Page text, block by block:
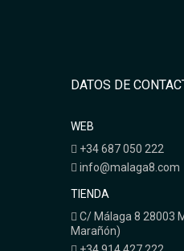
DATOS DE
WEB
+34 687 050 222
info@malaga8.com
TIENDA
C/ Málaga 8 28003
Marañón)